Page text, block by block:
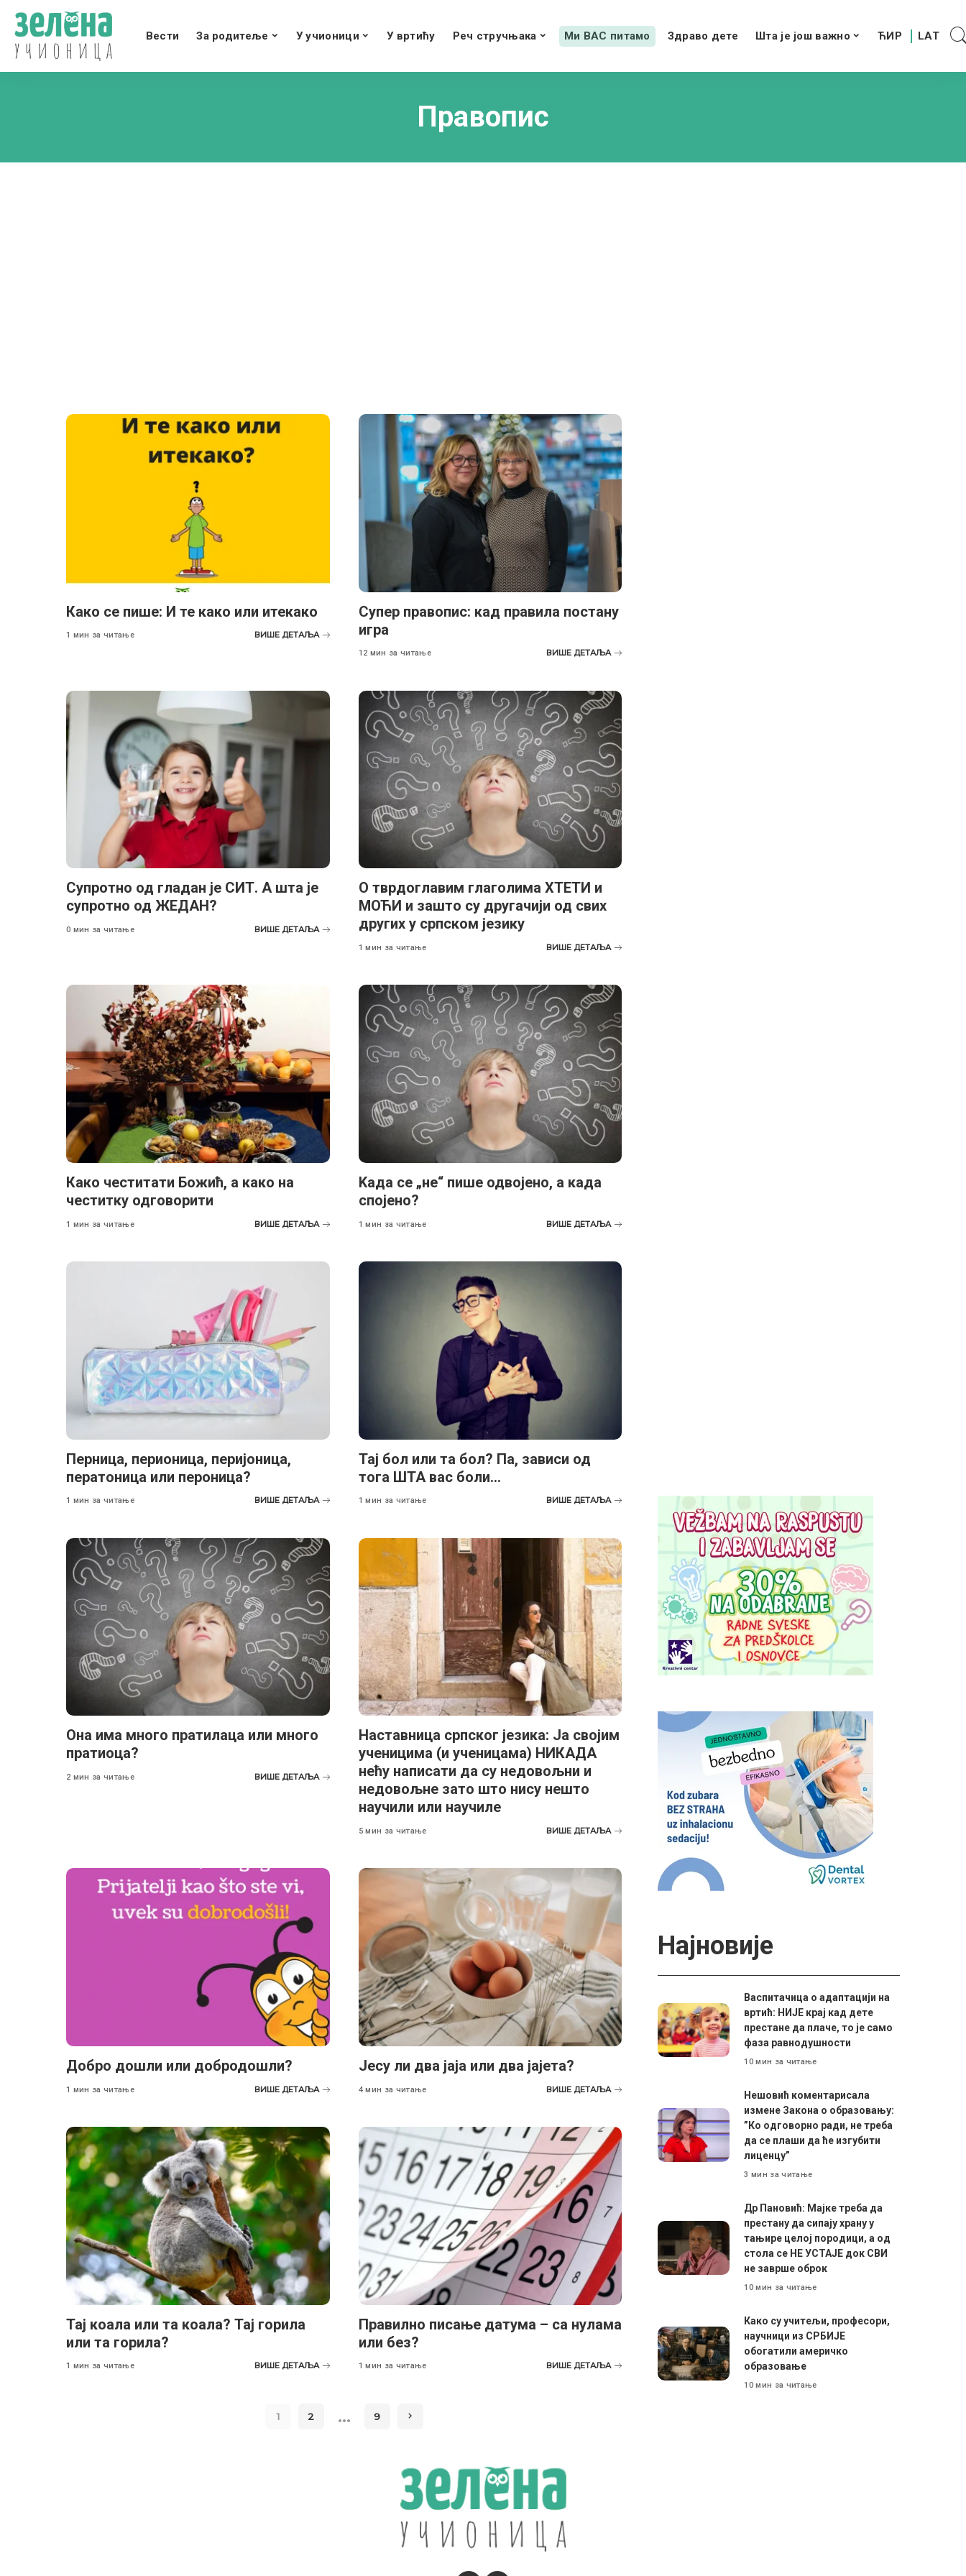
Вести За родитеље У учионици У вртићу Реч стручњака Ми ВАС питамо Здраво дете Шта је још важно
Правопис
Како се пише: И те како или итекако
1 мин за читање ВИШЕ ДЕТАЉА
Супер правопис: кад правила постану
игра
12 мин за читање ВИШЕ ДЕТАЉА
Супротно од гладан је СИТ. А шта је
супротно од ЖЕДАН?
0 мин за читање ВИШЕ ДЕТАЉА
О тврдоглавим глаголима ХТЕТИ и
МОЋИ и зашто су другачији од свих
других у српском језику
1 мин за читање ВИШЕ ДЕТАЉА
Како честитати Божић, а како на
честитку одговорити
1 мин за читање ВИШЕ ДЕТАЉА
Kада се „не“ пише одвојено, а када
спојено?
1 мин за читање ВИШЕ ДЕТАЉА
Перница, перионица, перијоница,
ператоница или пероница?
1 мин за читање ВИШЕ ДЕТАЉА
Тај бол или та бол? Па, зависи од
тога ШТА вас боли…
1 мин за читање ВИШЕ ДЕТАЉА
Она има много пратилаца или много
пратиоца?
2 мин за читање ВИШЕ ДЕТАЉА
Наставница српског језика: Ја својим
ученицима (и ученицама) НИКАДА
нећу написати да су недовољни и
недовољне зато што нису нешто
научили или научиле
5 мин за читање ВИШЕ ДЕТАЉА
Добро дошли или добродошли?
1 мин за читање ВИШЕ ДЕТАЉА
Јесу ли два јаја или два јајета?
4 мин за читање ВИШЕ ДЕТАЉА
Тај коала или та коала? Тај горила
или та горила?
1 мин за читање ВИШЕ ДЕТАЉА
Правилно писање датума – са нулама
или без?
1 мин за читање ВИШЕ ДЕТАЉА
1 2 … 9
Најновије
Васпитачица о адаптацији на
вртић: НИЈЕ крај кад дете
престане да плаче, то је само
фаза равнодушности
10 мин за читање
Нешовић коментарисала
измене Закона о образовању:
”Ко одговорно ради, не треба
да се плаши да ће изгубити
лиценцу”
3 мин за читање
Др Пановић: Мајке треба да
престану да сипају храну у
тањире целој породици, а од
стола се НЕ УСТАЈЕ док СВИ
не заврше оброк
10 мин за читање
Како су учитељи, професори,
научници из СРБИЈЕ
обогатили америчко
образовање
10 мин за читање